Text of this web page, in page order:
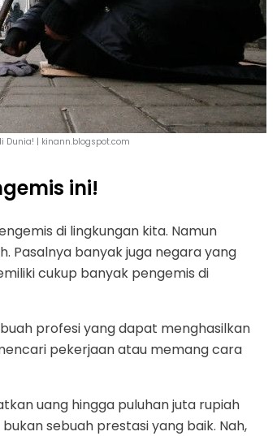
Dunia! | kinann.blogspot.com
ini!
di lingkungan kita. Namun
Pasalnya banyak juga negara yang
cukup banyak pengemis di
profesi yang dapat menghasilkan
pekerjaan atau memang cara
uang hingga puluhan juta rupiah
sebuah prestasi yang baik. Nah,